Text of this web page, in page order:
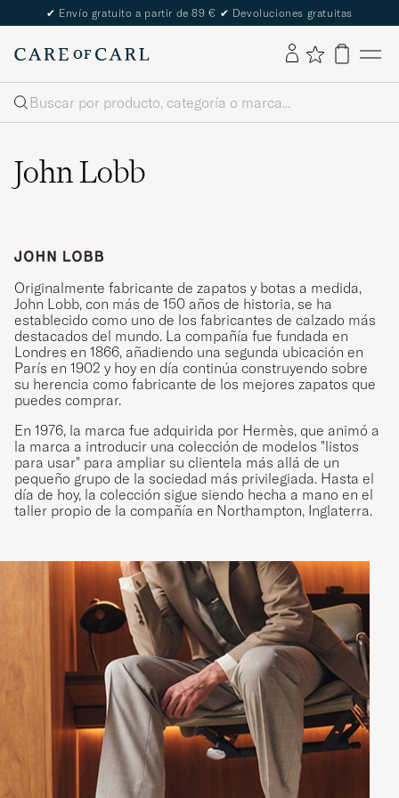
✔ Envío gratuito a partir de 89 € ✔ Devoluciones gratuitas
Buscar
John Lobb
Originalmente fabricante de zapatos y botas a medida,
John Lobb, con más de 150 años de historia, se ha
establecido como uno de los fabricantes de calzado más
destacados del mundo. La compañía fue fundada en
Londres en 1866, añadiendo una segunda ubicación en
París en 1902 y hoy en día continúa construyendo sobre
su herencia como fabricante de los mejores zapatos que
puedes comprar.
En 1976, la marca fue adquirida por Hermès, que animó a
la marca a introducir una colección de modelos "listos
para usar" para ampliar su clientela más allá de un
pequeño grupo de la sociedad más privilegiada. Hasta el
día de hoy, la colección sigue siendo hecha a mano en el
taller propio de la compañía en Northampton, Inglaterra.